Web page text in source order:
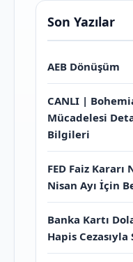
Son Yazılar
AEB Dönüşüm
CANLI |
Mücadelesi
Bilgileri
FED Faiz Kararı
Nisan Ayı İçin
Banka Kartı
Hapis